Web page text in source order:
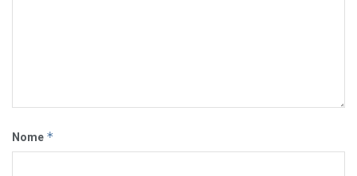
Nome *